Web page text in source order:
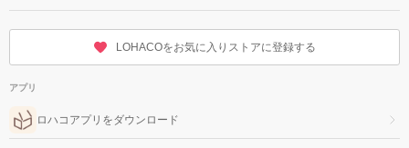
LOHACOをお気に入りストアに登録する
アプリ
ロハコアプリをダウンロード